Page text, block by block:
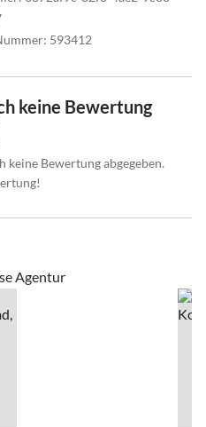
: 593412
keine Bewertung
Bewertung abgegeben.
Agentur